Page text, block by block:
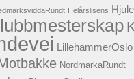
Helårslisens
LillehammerOslo
NordmarkaRundt